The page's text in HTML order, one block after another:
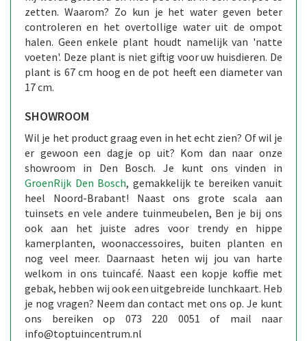
zetten. Waarom? Zo kun je het water geven beter
controleren en het overtollige water uit de ompot
halen. Geen enkele plant houdt namelijk van 'natte
voeten'. Deze plant is niet giftig voor uw huisdieren. De
plant is 67 cm hoog en de pot heeft een diameter van
17 cm.
SHOWROOM
Wil je het product graag even in het echt zien? Of wil je
er gewoon een dagje op uit? Kom dan naar onze
showroom in Den Bosch. Je kunt ons vinden in
GroenRijk Den Bosch, gemakkelijk te bereiken vanuit
heel Noord-Brabant! Naast ons grote scala aan
tuinsets en vele andere tuinmeubelen, Ben je bij ons
ook aan het juiste adres voor trendy en hippe
kamerplanten, woonaccessoires, buiten planten en
nog veel meer. Daarnaast heten wij jou van harte
welkom in ons tuincafé. Naast een kopje koffie met
gebak, hebben wij ook een uitgebreide lunchkaart. Heb
je nog vragen? Neem dan contact met ons op. Je kunt
ons bereiken op 073 220 0051 of mail naar
info@toptuincentrum.nl